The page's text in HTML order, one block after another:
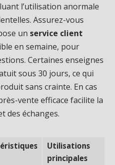
l’utilisation anormale
Assurez-vous
un service client
en semaine, pour
Certaines enseignes
sous 30 jours, ce qui
sans crainte. En cas
vente efficace facilite la
des échanges.
Utilisations
principales